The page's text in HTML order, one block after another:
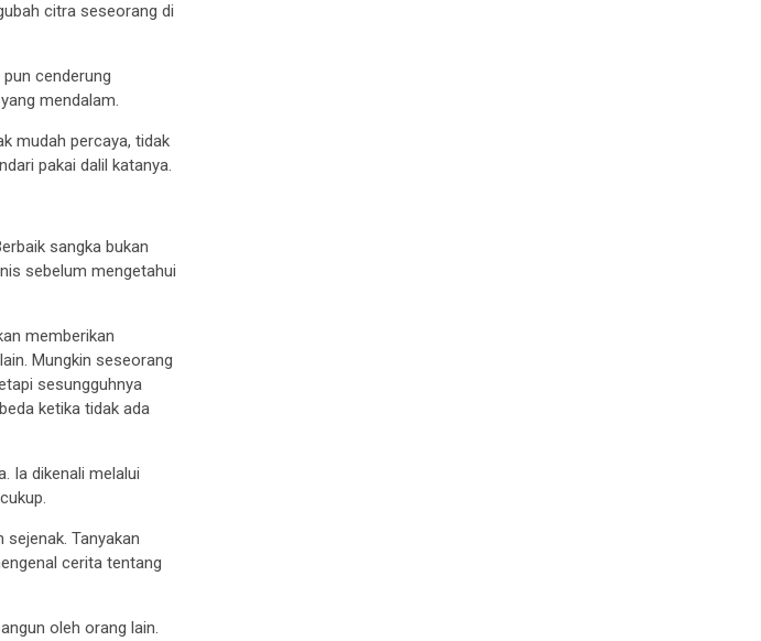
citra seseorang di
cenderung
mendalam.
mudah percaya, tidak
pakai dalil katanya.
sangka bukan
sebelum mengetahui
memberikan
Mungkin seseorang
sesungguhnya
ketika tidak ada
Ia dikenali melalui
Tanyakan
cerita tentang
oleh orang lain.